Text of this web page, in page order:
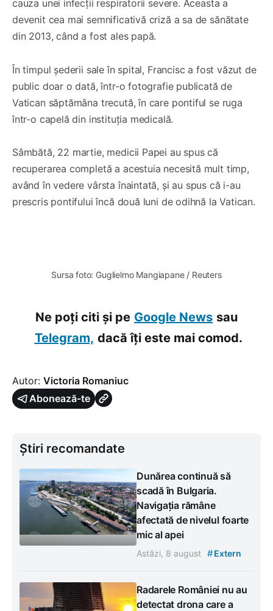
cauza unei infecții respiratorii severe. Aceasta a
devenit cea mai semnificativă criză a sa de sănătate
din 2013, când a fost ales papă.
În timpul șederii sale în spital, Francisc a fost văzut de
public doar o dată, într-o fotografie publicată de
Vatican săptămâna trecută, în care pontiful se ruga
într-o capelă din instituția medicală.
Sâmbătă, 22 martie, medicii Papei au spus că
recuperarea completă a acestuia necesită mult timp,
având în vedere vârsta înaintată, și au spus că i-au
prescris pontifului încă două luni de odihnă la Vatican.
Sursa foto: Guglielmo Mangiapane / Reuters
Ne poți citi și pe Google News sau
Telegram, dacă îți este mai comod.
Autor: Victoria Romaniuc
Abonează-te
Știri recomandate
Dunărea continuă să
scadă în Bulgaria.
Navigația rămâne
afectată de nivelul foarte
mic al apei
Astăzi, 8 august #Extern
Radarele României nu au
detectat drona care a